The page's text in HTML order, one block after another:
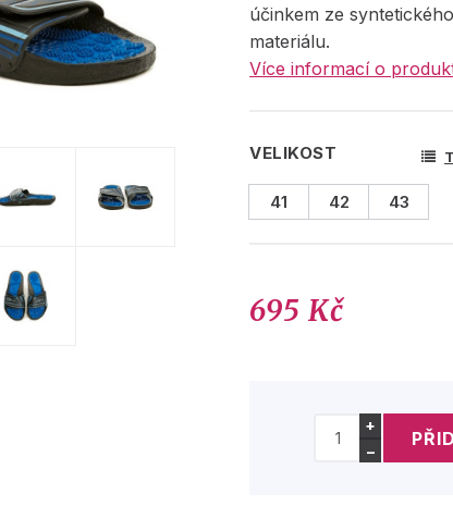
účinkem ze syntetického
materiálu.
Více informací o
VELIKOST
41 42 43
695 Kč
+
−